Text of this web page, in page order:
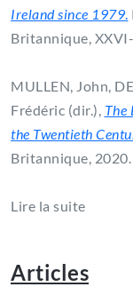
Ireland since 1979.
Britannique,
MULLEN, John,
Frédéric (dir.), The
the Twentieth
Britannique, 2020.
Lire la suite
Articles